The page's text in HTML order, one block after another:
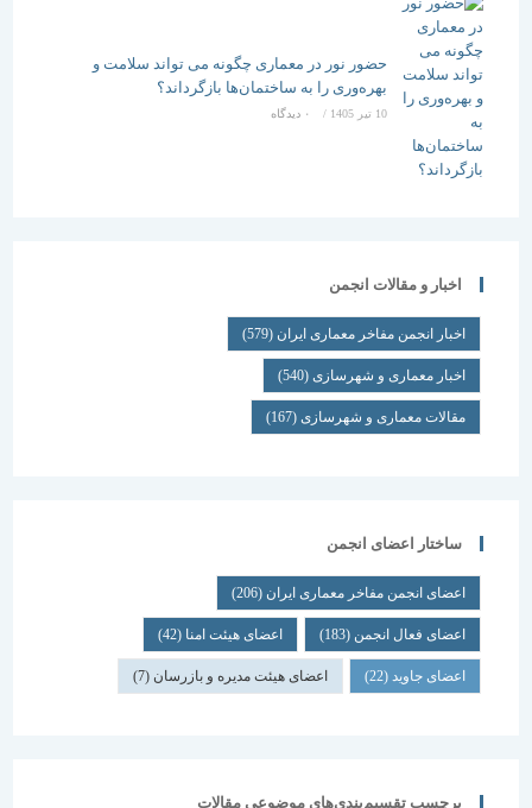
حضور نور در معماری چگونه می تواند سلامت و
بهره‌وری را به ساختمان‌ها بازگرداند؟
/ ۰ دیدگاه
اخبار و مقالات انجمن
اخبار انجمن مفاخر معماری ایران (579)
اخبار معماری و شهرسازی(540)
مقالات معماری و شهرسازی(167)
ساختار اعضای انجمن
اعضای انجمن مفاخر معماری ایران (206)
اعضای فعال انجمن(183) اعضای هیئت امنا(42)
اعضای جاوید(22) اعضای هیئت مدیره و بازرسان(7)
برچسب تقسیم‌بندی‌های موضوعی مقالات